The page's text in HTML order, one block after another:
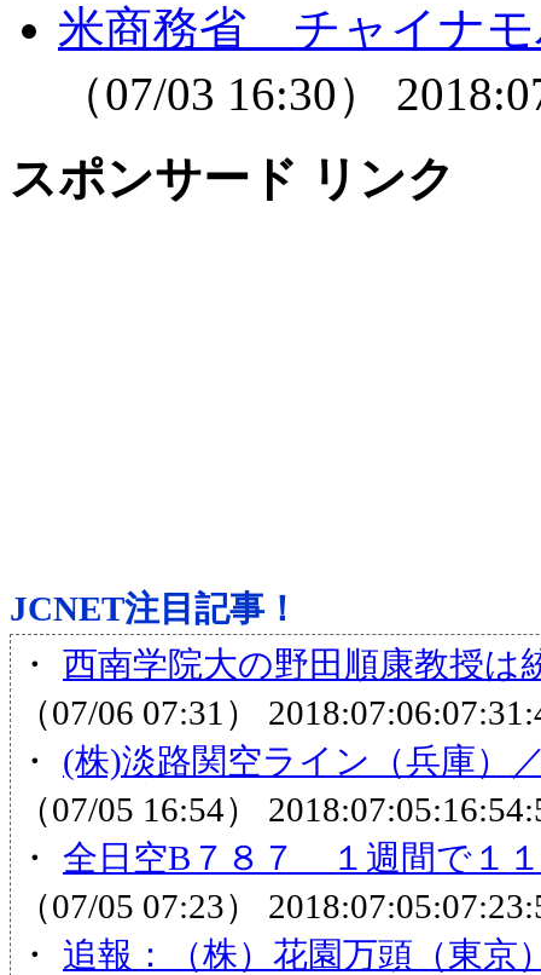
米商務省 チャイナモ
（07/03 16:30）
スポンサード リンク
JCNET注目記事！
・ 西南学院大の野田順康教授
（07/06 07:31）
・ (株)淡路関空ライン（兵庫
（07/05 16:54）
・ 全日空B７８７ １週間で１
（07/05 07:23）
・ 追報：（株）花園万頭（東